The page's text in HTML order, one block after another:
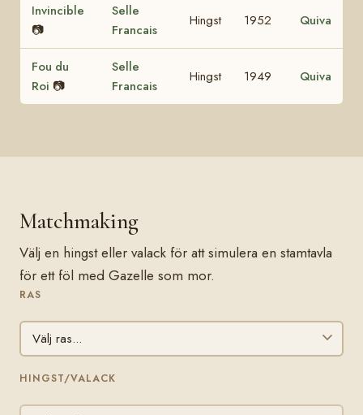
Invincible
📷
Selle
Francais
Hingst 1952 Quiva
Fou du
Roi 📷
Selle
Francais
Hingst 1949 Quiva
Matchmaking
Välj en hingst eller valack för att simulera en stamtavla
för ett föl med Gazelle som mor.
RAS
HINGST/VALACK